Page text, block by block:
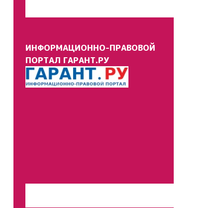
ИНФОРМАЦИОННО-ПРАВОВОЙ
ПОРТАЛ ГАРАНТ.РУ